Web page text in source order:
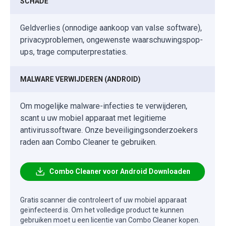
Geldverlies (onnodige aankoop van valse software),
privacyproblemen, ongewenste waarschuwingspop-
ups, trage computerprestaties.
MALWARE VERWIJDEREN (ANDROID)
Om mogelijke malware-infecties te verwijderen,
scant u uw mobiel apparaat met legitieme
antivirussoftware. Onze beveiligingsonderzoekers
raden aan Combo Cleaner te gebruiken.
Combo Cleaner voor Android Downloaden
Gratis scanner die controleert of uw mobiel apparaat
geïnfecteerd is. Om het volledige product te kunnen
gebruiken moet u een licentie van Combo Cleaner kopen.